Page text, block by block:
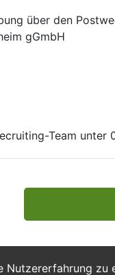
über den
gGmbH
Team